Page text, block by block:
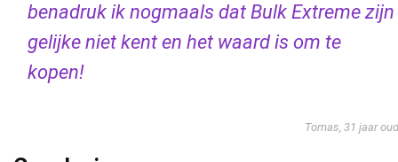
benadruk ik nogmaals dat Bulk Extreme zijn
gelijke niet kent en het waard is om te
kopen!
Tomas, 31 jaar oud